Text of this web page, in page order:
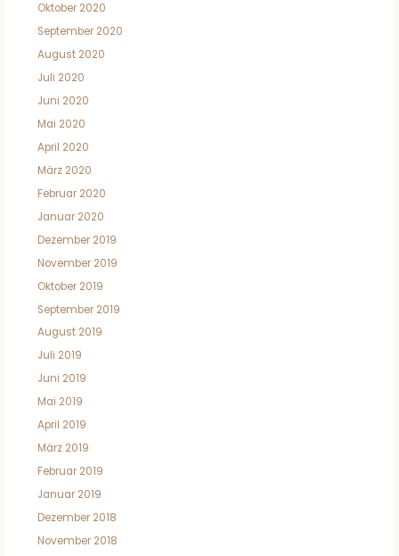
Oktober 2020
September 2020
August 2020
Juli 2020
Juni 2020
Mai 2020
April 2020
März 2020
Februar 2020
Januar 2020
Dezember 2019
November 2019
Oktober 2019
September 2019
August 2019
Juli 2019
Juni 2019
Mai 2019
April 2019
März 2019
Februar 2019
Januar 2019
Dezember 2018
November 2018